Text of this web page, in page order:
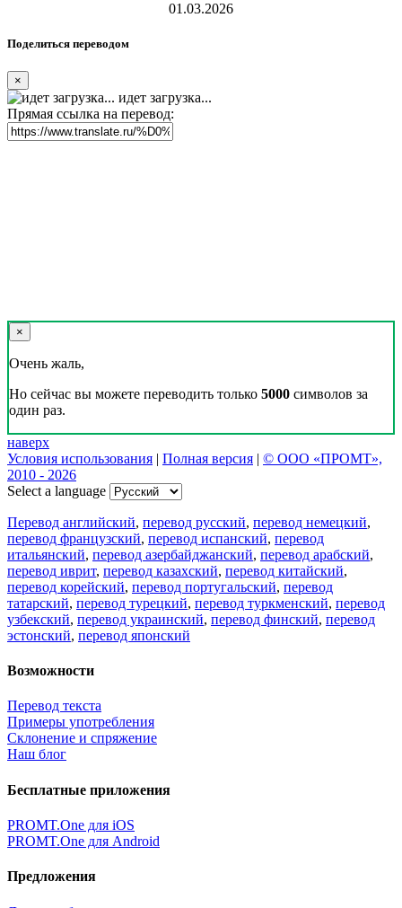
01.03.2026
Поделиться переводом
×
идет загрузка...
Прямая ссылка на перевод:
×
Очень жаль,
Но сейчас вы можете переводить только 5000 символов за
один раз.
наверх
Условия использования | Полная версия | © ООО «ПРОМТ»,
2010 - 2026
Select a language
Перевод английский, перевод русский, перевод немецкий,
перевод французский, перевод испанский, перевод
итальянский, перевод азербайджанский, перевод арабский,
перевод иврит, перевод казахский, перевод китайский,
перевод корейский, перевод португальский, перевод
татарский, перевод турецкий, перевод туркменский, перевод
узбекский, перевод украинский, перевод финский, перевод
эстонский, перевод японский
Возможности
Перевод текста
Примеры употребления
Склонение и спряжение
Наш блог
Бесплатные приложения
PROMT.One для iOS
PROMT.One для Android
Предложения